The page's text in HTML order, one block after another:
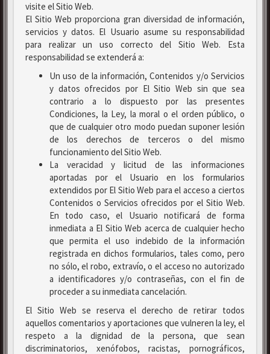
visite el Sitio Web.
El Sitio Web proporciona gran diversidad de información,
servicios y datos. El Usuario asume su responsabilidad
para realizar un uso correcto del Sitio Web. Esta
responsabilidad se extenderá a:
Un uso de la información, Contenidos y/o Servicios
y datos ofrecidos por El Sitio Web sin que sea
contrario a lo dispuesto por las presentes
Condiciones, la Ley, la moral o el orden público, o
que de cualquier otro modo puedan suponer lesión
de los derechos de terceros o del mismo
funcionamiento del Sitio Web.
La veracidad y licitud de las informaciones
aportadas por el Usuario en los formularios
extendidos por El Sitio Web para el acceso a ciertos
Contenidos o Servicios ofrecidos por el Sitio Web.
En todo caso, el Usuario notificará de forma
inmediata a El Sitio Web acerca de cualquier hecho
que permita el uso indebido de la información
registrada en dichos formularios, tales como, pero
no sólo, el robo, extravío, o el acceso no autorizado
a identificadores y/o contraseñas, con el fin de
proceder a su inmediata cancelación.
El Sitio Web se reserva el derecho de retirar todos
aquellos comentarios y aportaciones que vulneren la ley, el
respeto a la dignidad de la persona, que sean
discriminatorios, xenófobos, racistas, pornográficos,